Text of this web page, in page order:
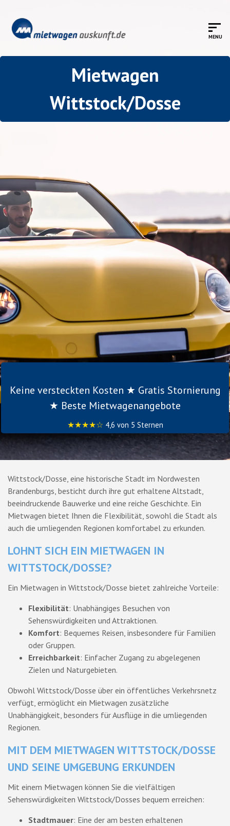
Mietwagen
Wittstock/Dosse
Keine versteckten Kosten ★ Gratis Stornierung
★ Beste Mietwagenangebote
★★★★☆ 4,6 von 5 Sternen
Wittstock/Dosse, eine historische Stadt im Nordwesten
Brandenburgs, besticht durch ihre gut erhaltene Altstadt,
beeindruckende Bauwerke und eine reiche Geschichte. Ein
Mietwagen bietet Ihnen die Flexibilität, sowohl die Stadt als
auch die umliegenden Regionen komfortabel zu erkunden.
LOHNT SICH EIN MIETWAGEN IN
WITTSTOCK/DOSSE?
Ein Mietwagen in Wittstock/Dosse bietet zahlreiche Vorteile:
Flexibilität: Unabhängiges Besuchen von
Sehenswürdigkeiten und Attraktionen.
Komfort: Bequemes Reisen, insbesondere für Familien
oder Gruppen.
Erreichbarkeit: Einfacher Zugang zu abgelegenen
Zielen und Naturgebieten.
Obwohl Wittstock/Dosse über ein öffentliches Verkehrsnetz
verfügt, ermöglicht ein Mietwagen zusätzliche
Unabhängigkeit, besonders für Ausflüge in die umliegenden
Regionen.
MIT DEM MIETWAGEN WITTSTOCK/DOSSE
UND SEINE UMGEBUNG ERKUNDEN
Mit einem Mietwagen können Sie die vielfältigen
Sehenswürdigkeiten Wittstock/Dosses bequem erreichen:
Stadtmauer: Eine der am besten erhaltenen